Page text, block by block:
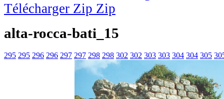
Télécharger Zip
alta-rocca-bati_15
295 295 296 296 297 297 298 298 302 302 303 303 304 304 305